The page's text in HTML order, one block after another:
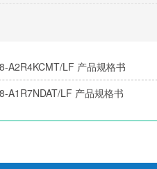
A2R4KCMT/LF 产品规格书
A1R7NDAT/LF 产品规格书